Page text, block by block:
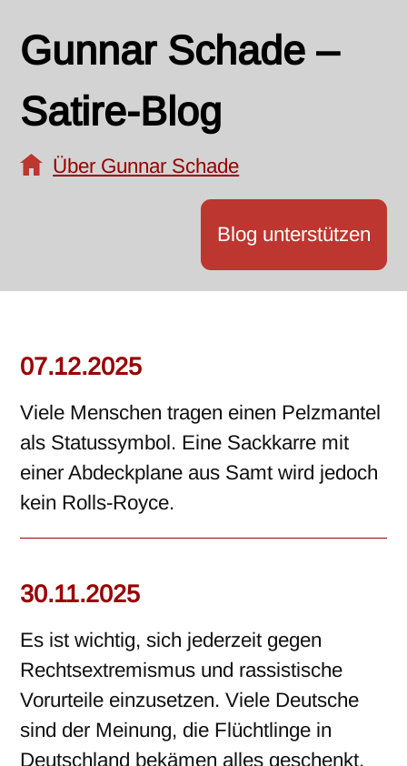
Gunnar Schade –
Satire-Blog
Über Gunnar Schade
Blog unterstützen
07.12.2025
Viele Menschen tragen einen Pelzmantel
als Statussymbol. Eine Sackkarre mit
einer Abdeckplane aus Samt wird jedoch
kein Rolls-Royce.
30.11.2025
Es ist wichtig, sich jederzeit gegen
Rechtsextremismus und rassistische
Vorurteile einzusetzen. Viele Deutsche
sind der Meinung, die Flüchtlinge in
Deutschland bekämen alles geschenkt.